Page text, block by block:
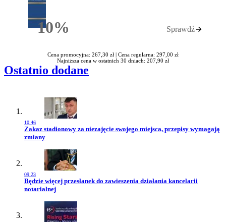
10%Rabatu Sprawdź
Cena promocyjna: 267,30 zł | Cena regularna: 297,00 zł
Najniższa cena w ostatnich 30 dniach: 207,90 zł
Ostatnio dodane
10:46
Przejdź do artykułu:
Zakaz stadionowy za niezajęcie swojego miejsca, przepisy wymagają
zmiany
09:23
Przejdź do artykułu:
Będzie więcej przesłanek do zawieszenia działania kancelarii
notarialnej